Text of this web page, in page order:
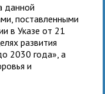
данной
поставленными
в Указе от 21
развития
2030 года», а
и